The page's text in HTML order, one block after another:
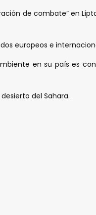
de combate” en
europeos e
en su país es
del Sahara.